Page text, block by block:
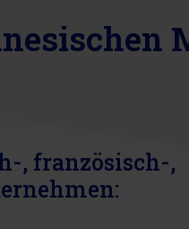
, französisch-,